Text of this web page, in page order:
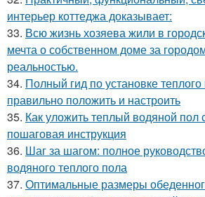
интерьер коттеджа доказывает:
33. Всю жизнь хозяева жили в
мечта о собственном доме за
реальностью.
34. Полный гид по установке
правильно положить и настроить
35. Как уложить теплый водяной пол
пошаговая инструкция
36. Шаг за шагом: полное
водяного теплого пола
37. Оптимальные размеры